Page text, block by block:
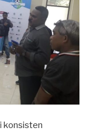
konsisten